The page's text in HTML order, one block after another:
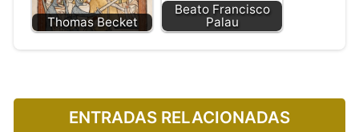
Thomas Becket
Beato Francisco
Palau
ENTRADAS RELACIONADAS